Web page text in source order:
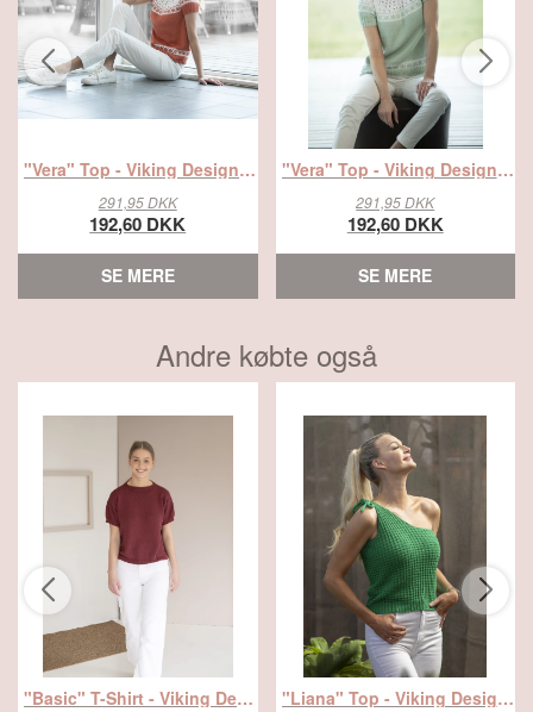
"Vera" Top - Viking Design 2011-1A Kit - XS-XXXL - Viking Bambino, fra Viking
291,95 DKK
192,60 DKK
SE MERE
"Vera" Top - Viking Design 2011-1B Kit - XS-XXXL - Viking Bambino, fra Viking
291,95 DKK
192,60 DKK
SE MERE
Andre købte også
"Basic" T-Shirt - Viking Design 2216-4 Kit - XS - XXXL - Viking Bambino, fra Viking "Liana" Top - Viking Design 2418-4 Kit - XS - XXL - Viking Bambino, fra Viking